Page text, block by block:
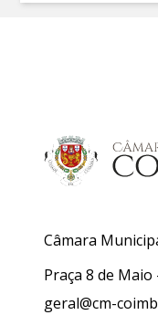
Câmara
Praça 8 de
geral@cm-